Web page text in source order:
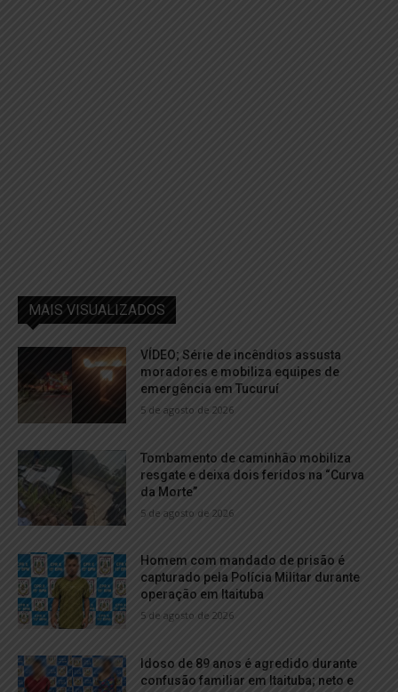
MAIS VISUALIZADOS
VÍDEO; Série de incêndios assusta
moradores e mobiliza equipes de
emergência em Tucuruí
5 de agosto de 2026
Tombamento de caminhão mobiliza
resgate e deixa dois feridos na “Curva
da Morte”
5 de agosto de 2026
Homem com mandado de prisão é
capturado pela Polícia Militar durante
operação em Itaituba
5 de agosto de 2026
Idoso de 89 anos é agredido durante
confusão familiar em Itaituba; neto e